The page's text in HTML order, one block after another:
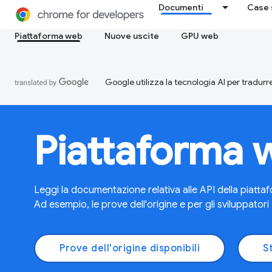
Documenti Case
Piattaforma web
Nuove uscite GPU web
Google utilizza la tecnologia AI per
Piattaforma
Leggi la documentazione relativa alle API della
Ad esempio, le prove dell'origine e per gli
Prove dell'origine disponibili